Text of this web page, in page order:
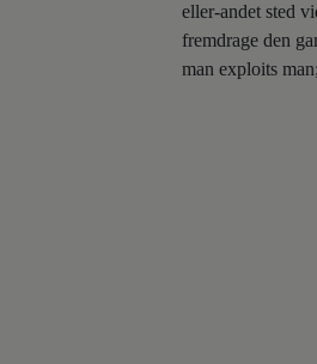
eller-andet sted
fremdrage den
man exploits